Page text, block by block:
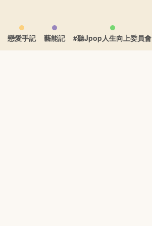
戀愛手記 藝能記 #聽Jpop人生向上委員會